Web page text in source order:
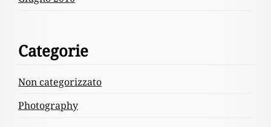
Categorie
Non categorizzato
Photography